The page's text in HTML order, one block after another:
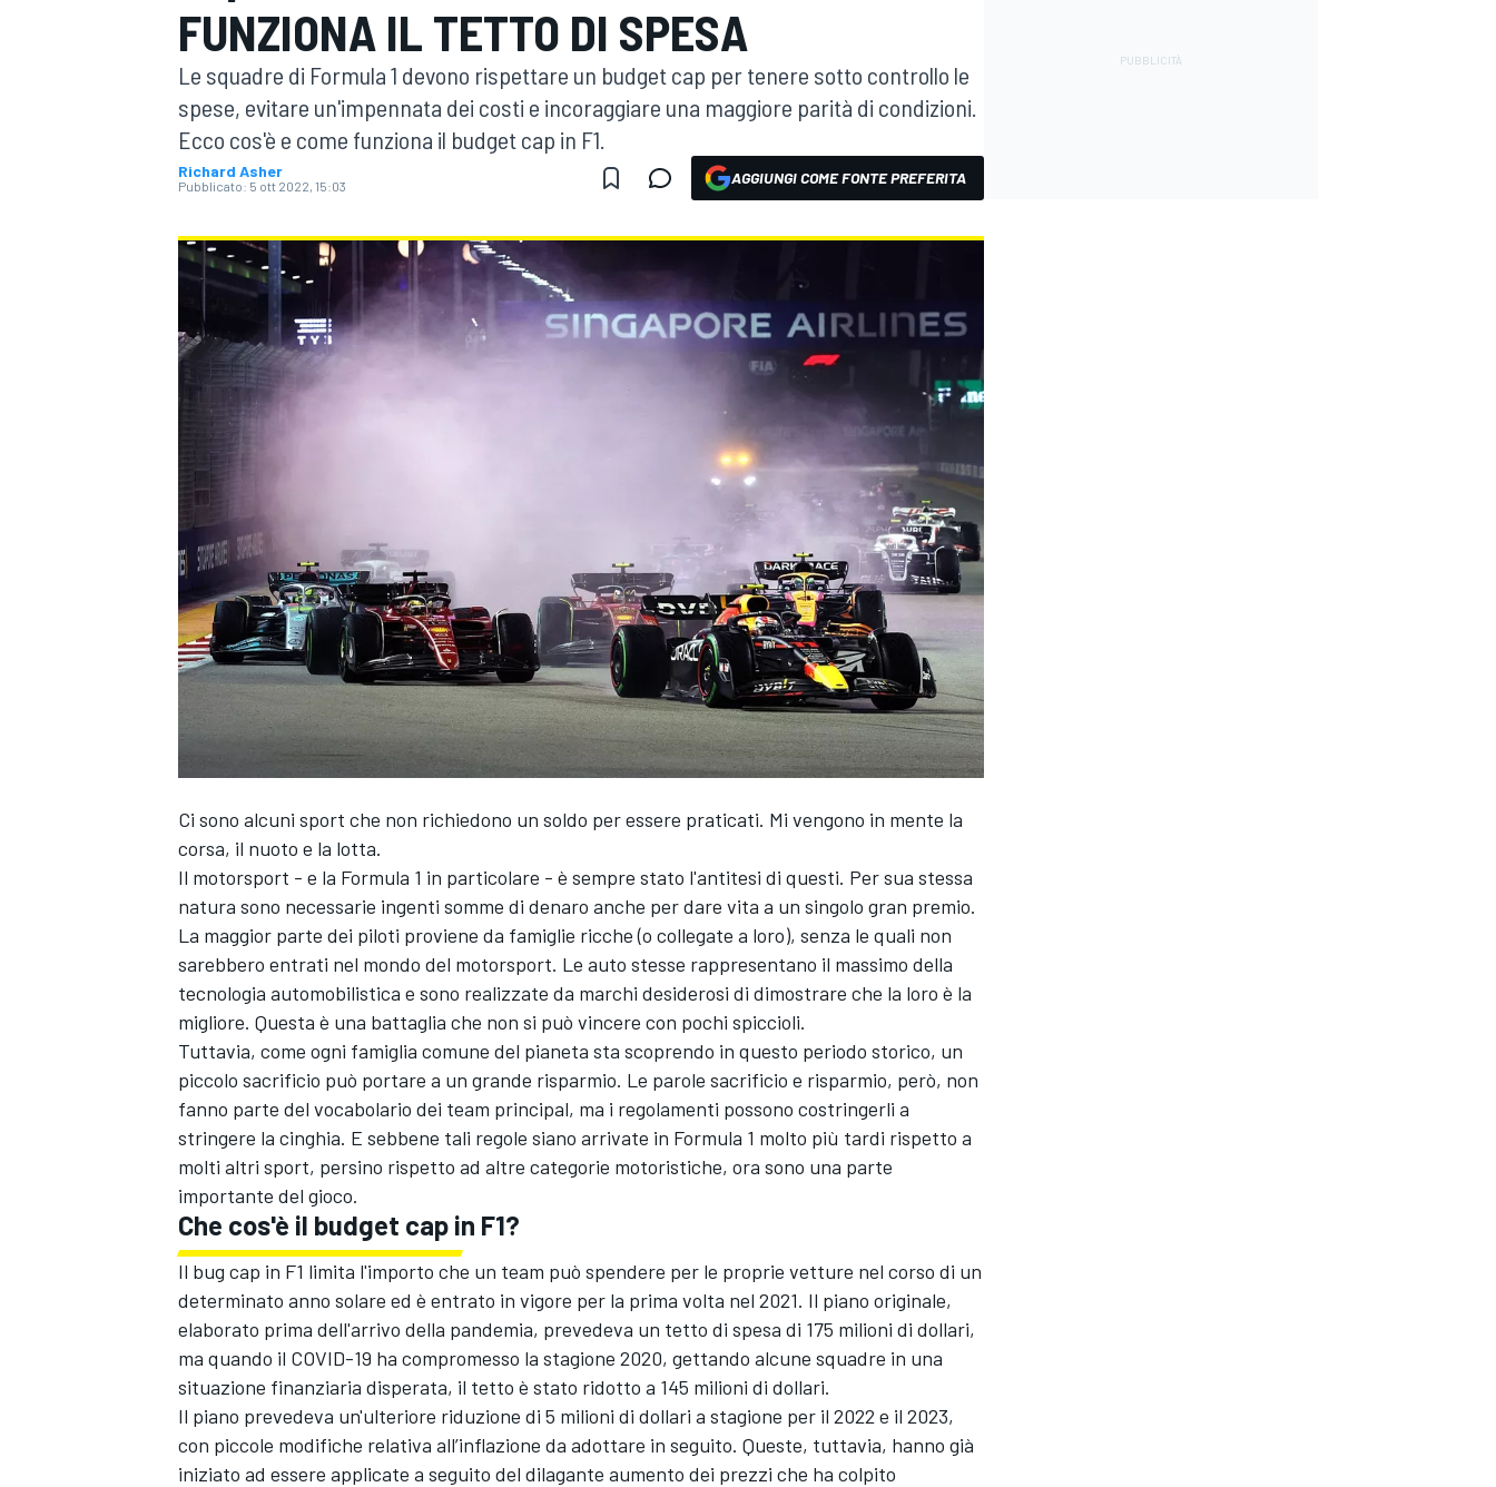
MOTOGP WEC
WRC
MONOPOSTO
FUNZIONA IL TETTO DI SPESA
Le squadre di Formula 1 devono rispettare un budget cap per tenere sotto controllo le
spese, evitare un'impennata dei costi e incoraggiare una maggiore parità di condizioni.
Ecco cos'è e come funziona il budget cap in F1.
Richard Asher
Pubblicato: 5 ott 2022, 15:03 AGGIUNGI COME FONTE PREFERITA
Ci sono alcuni sport che non richiedono un soldo per essere praticati. Mi vengono in mente la
corsa, il nuoto e la lotta.
Il motorsport - e la Formula 1 in particolare - è sempre stato l'antitesi di questi. Per sua stessa
natura sono necessarie ingenti somme di denaro anche per dare vita a un singolo gran premio.
La maggior parte dei piloti proviene da famiglie ricche (o collegate a loro), senza le quali non
sarebbero entrati nel mondo del motorsport. Le auto stesse rappresentano il massimo della
tecnologia automobilistica e sono realizzate da marchi desiderosi di dimostrare che la loro è la
migliore. Questa è una battaglia che non si può vincere con pochi spiccioli.
Tuttavia, come ogni famiglia comune del pianeta sta scoprendo in questo periodo storico, un
piccolo sacrificio può portare a un grande risparmio. Le parole sacrificio e risparmio, però, non
fanno parte del vocabolario dei team principal, ma i regolamenti possono costringerli a
stringere la cinghia. E sebbene tali regole siano arrivate in Formula 1 molto più tardi rispetto a
molti altri sport, persino rispetto ad altre categorie motoristiche, ora sono una parte
importante del gioco.
Che cos'è il budget cap in F1?
Il bug cap in F1 limita l'importo che un team può spendere per le proprie vetture nel corso di un
determinato anno solare ed è entrato in vigore per la prima volta nel 2021. Il piano originale,
elaborato prima dell'arrivo della pandemia, prevedeva un tetto di spesa di 175 milioni di dollari,
ma quando il COVID-19 ha compromesso la stagione 2020, gettando alcune squadre in una
situazione finanziaria disperata, il tetto è stato ridotto a 145 milioni di dollari.
Il piano prevedeva un'ulteriore riduzione di 5 milioni di dollari a stagione per il 2022 e il 2023,
con piccole modifiche relativa all’inflazione da adottare in seguito. Queste, tuttavia, hanno già
iniziato ad essere applicate a seguito del dilagante aumento dei prezzi che ha colpito